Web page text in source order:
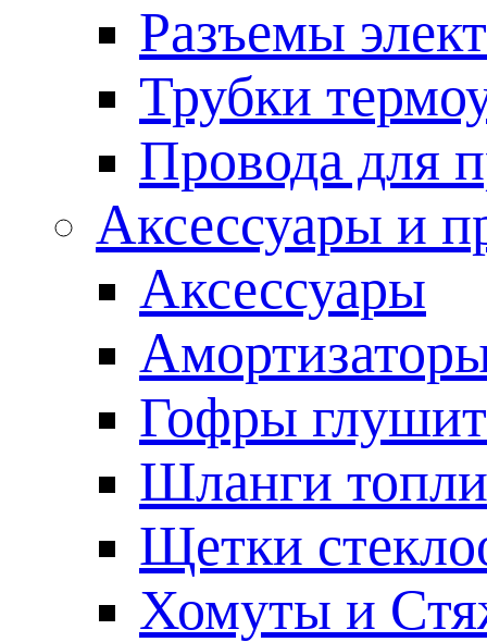
Разъемы
Трубки
Провода для
Аксессуары и
Аксессуары
Гофры
Шланги
Щетки
Хомуты и